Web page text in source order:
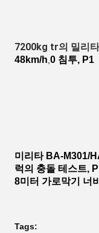
7200kg tr의 밀리
48km/h 0 침투, P1
미리타 BA-M301/
럭의 충돌 테스트,
8미터 가로막기 너비
Tags: